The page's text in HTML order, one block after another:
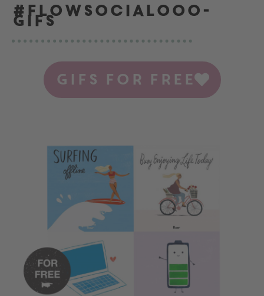
#Flowsocialooo-
GIFs
GIFs for free